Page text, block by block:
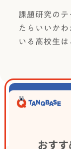
課題研究の
たらいいか
いる高校生
も難しいと
テーマが決
ツ、さらには
ます。最後ま
ーマを決め